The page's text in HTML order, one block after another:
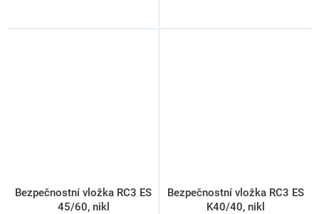
Bezpečnostní vložka RC3 ES
45/60, nikl
Bezpečnostní vložka RC3 ES
K40/40, nikl